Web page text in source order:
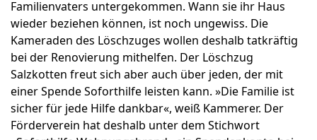
Familienvaters untergekommen. Wann sie ihr Haus
wieder beziehen können, ist noch ungewiss. Die
Kameraden des Löschzuges wollen deshalb tatkräftig
bei der Renovierung mithelfen. Der Löschzug
Salzkotten freut sich aber auch über jeden, der mit
einer Spende Soforthilfe leisten kann. »Die Familie ist
sicher für jede Hilfe dankbar«, weiß Kammerer. Der
Förderverein hat deshalb unter dem Stichwort